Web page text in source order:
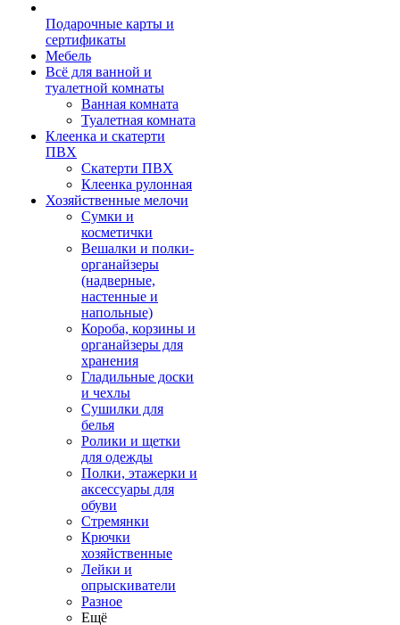
Подарочные карты и
сертификаты
Мебель
Всё для ванной и
туалетной комнаты
Ванная комната
Туалетная комната
Клеенка и скатерти
ПВХ
Скатерти ПВХ
Клеенка рулонная
Хозяйственные мелочи
Сумки и
косметички
Вешалки и полки-
органайзеры
(надверные,
настенные и
напольные)
Короба, корзины и
органайзеры для
хранения
Гладильные доски
и чехлы
Сушилки для
белья
Ролики и щетки
для одежды
Полки, этажерки и
аксессуары для
обуви
Стремянки
Крючки
хозяйственные
Лейки и
опрыскиватели
Разное
Ещё